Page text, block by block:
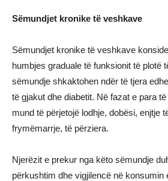
Sëmundjet kronike të veshkave
Sëmundjet kronike të veshkave
humbjes graduale të funksionit të plotë
sëmundje shkaktohen ndër të tjera
të gjakut dhe diabetit. Në fazat e para
mund të përjetojë lodhje, dobësi, enjtje
frymëmarrje, të përziera.
Njerëzit e prekur nga këto sëmundje
përkushtim dhe vigjilencë në konsumin